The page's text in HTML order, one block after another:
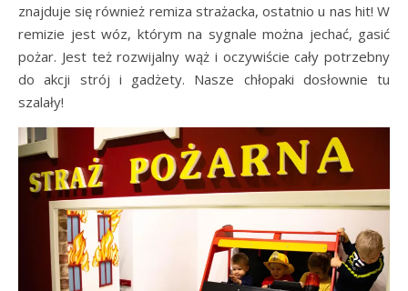
znajduje się również remiza strażacka, ostatnio u nas hit! W
remizie jest wóz, którym na sygnale można jechać, gasić
pożar. Jest też rozwijalny wąż i oczywiście cały potrzebny
do akcji strój i gadżety. Nasze chłopaki dosłownie tu
szalały!